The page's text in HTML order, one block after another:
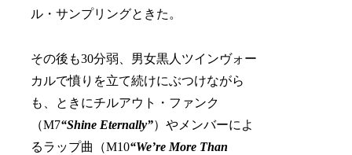
ル・サンプリングときた。
その後も30分弱、男女黒人ツインヴォー
カルで憤りを立て続けにぶつけながら
も、ときにチルアウト・ファンク
（M7“Shine Eternally”）やメンバーによ
るラップ曲（M10“We’re More Than